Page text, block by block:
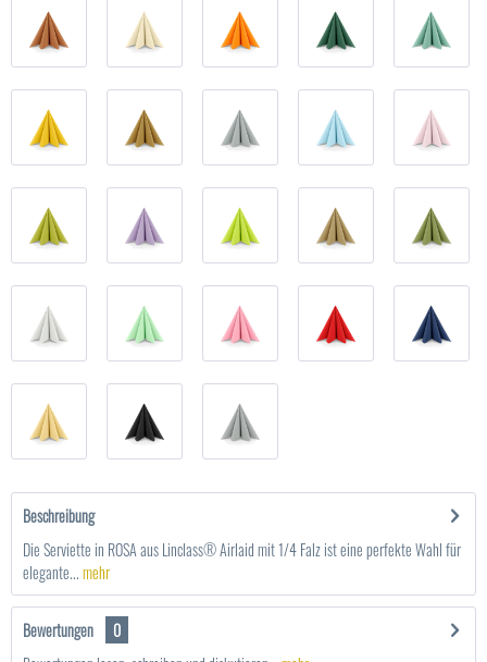
Beschreibung
Die Serviette in ROSA aus Linclass® Airlaid mit 1/4 Falz ist eine perfekte Wahl für
elegante...mehr
Bewertungen
0